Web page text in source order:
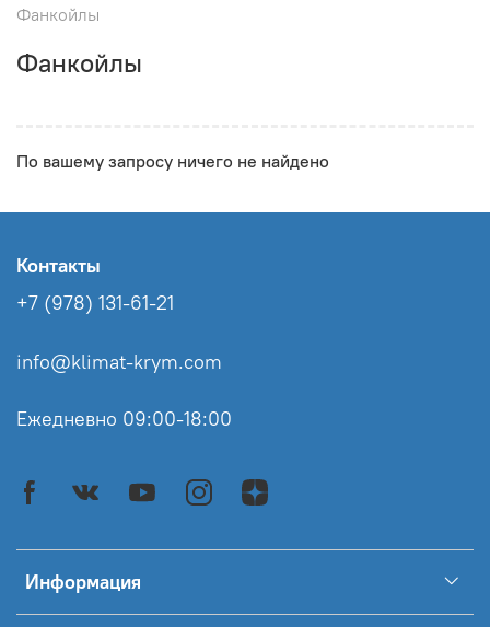
Фанкойлы
Фанкойлы
По вашему запросу ничего не найдено
Информация
Контакты
+7 (978) 131-61-21
info@klimat-krym.com
Ежедневно 09:00-18:00